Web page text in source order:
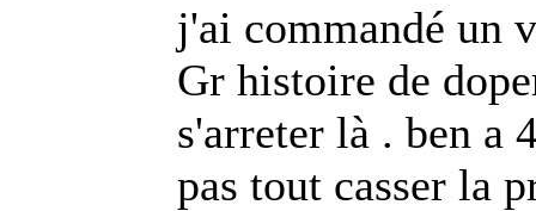
j'ai commandé un
Gr histoire de
s'arreter là . ben a
pas tout casser la